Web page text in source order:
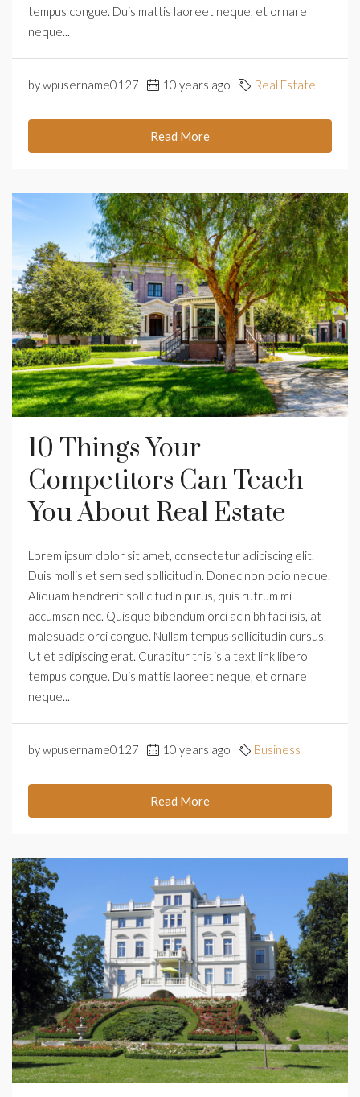
tempus congue. Duis mattis laoreet neque, et ornare
neque...
by wpusername0127 10 years ago Real Estate
Read More
10 Things Your
Competitors Can Teach
You About Real Estate
Lorem ipsum dolor sit amet, consectetur adipiscing elit.
Duis mollis et sem sed sollicitudin. Donec non odio neque.
Aliquam hendrerit sollicitudin purus, quis rutrum mi
accumsan nec. Quisque bibendum orci ac nibh facilisis, at
malesuada orci congue. Nullam tempus sollicitudin cursus.
Ut et adipiscing erat. Curabitur this is a text link libero
tempus congue. Duis mattis laoreet neque, et ornare
neque...
by wpusername0127 10 years ago Business
Read More